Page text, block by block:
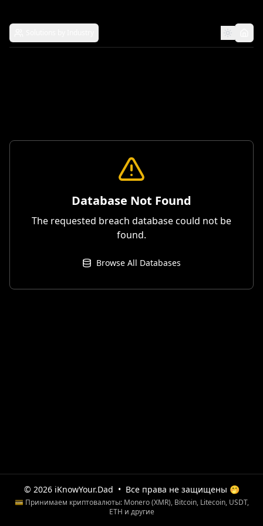
Database Not Found
The requested breach database could not be
found.
Browse All Databases
© 2026 iKnowYour.Dad • Все права не защищены 🤭
💳 Принимаем криптовалюты: Monero (XMR), Bitcoin, Litecoin, USDT,
ETH и другие